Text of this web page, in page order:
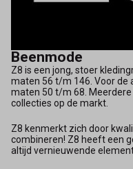
Beenmode
Z8 is een jong, stoer
maten 56 t/m 146. Voor de
maten 50 t/m 68.
collecties op de markt.
Z8 kenmerkt zich door
combineren! Z8 heeft een
altijd vernieuwende